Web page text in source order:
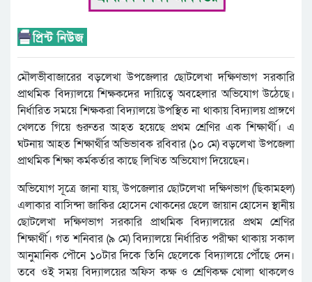
মৌলভীবাজারের বড়লেখা উপজেলার ছোটলেখা দক্ষিণভাগ সরকারি
প্রাথমিক বিদ্যালয়ে শিক্ষকদের দায়িত্বে অবহেলার অভিযোগ উঠেছে।
নির্ধারিত সময়ে শিক্ষকরা বিদ্যালয়ে উপস্থিত না থাকায় বিদ্যালয় প্রাঙ্গণে
খেলতে গিয়ে গুরুতর আহত হয়েছে প্রথম শ্রেণির এক শিক্ষার্থী। এ
ঘটনায় আহত শিক্ষার্থীর অভিভাবক রবিবার (১০ মে) বড়লেখা উপজেলা
প্রাথমিক শিক্ষা কর্মকর্তার কাছে লিখিত অভিযোগ দিয়েছেন।
অভিযোগ সূত্রে জানা যায়, উপজেলার ছোটলেখা দক্ষিণভাগ (ছিকামহল)
এলাকার বাসিন্দা জাকির হোসেন খোকনের ছেলে জায়ান হোসেন স্থানীয়
ছোটলেখা দক্ষিণভাগ সরকারি প্রাথমিক বিদ্যালয়ের প্রথম শ্রেণির
শিক্ষার্থী। গত শনিবার (৯ মে) বিদ্যালয়ে নির্ধারিত পরীক্ষা থাকায় সকাল
আনুমানিক পৌনে ১০টার দিকে তিনি ছেলেকে বিদ্যালয়ে পৌঁছে দেন।
তবে ওই সময় বিদ্যালয়ের অফিস কক্ষ ও শ্রেণিকক্ষ খোলা থাকলেও